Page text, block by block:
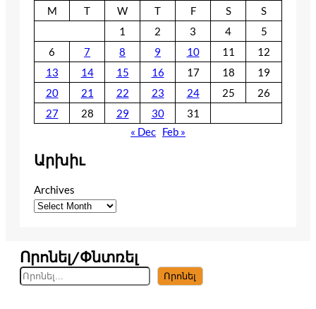
M T W T F S
S
1
2 3 4
5
6
7 8 9 10 11
12
13
14 15 16 17 18
19
20
21 22 23 24 25
26
27
28 29 30
31
« Dec Feb »
Արխիւ
Archives
Որոնել/Փնտռել
S
e
Որոնել